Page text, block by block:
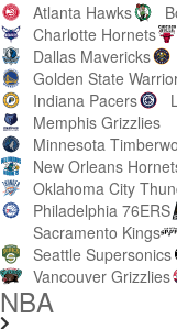
Atlanta Hawks
Charlotte Hornets
Dallas Mavericks
Golden State
Indiana Pacers
Memphis Grizzlies
Minnesota
New Orleans
Oklahoma City
Philadelphia 76ERS
Sacramento Kings
Seattle Supersonics
Vancouver Grizzlies
NBA